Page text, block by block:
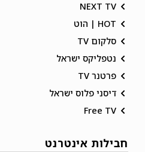
NEXT TV
HOT | הוט
סלקום TV
נטפליקס ישראל
פרטנר TV
דיסני פלוס ישראל
Free TV
חבילות אינטרנט